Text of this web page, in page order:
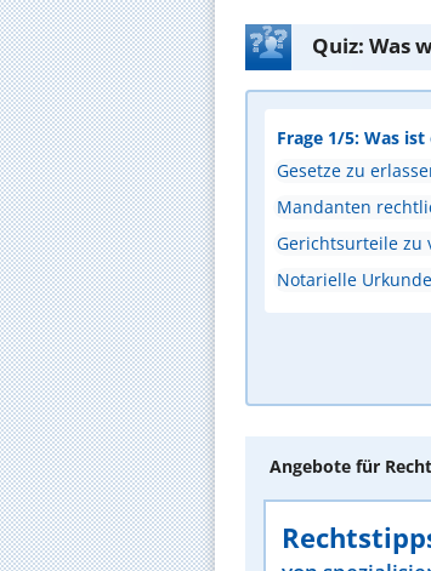
Quiz: Was
Frage 1/5: Was
Gesetze zu
Mandanten
Gerichtsurteile zu
Notarielle
Angebote für